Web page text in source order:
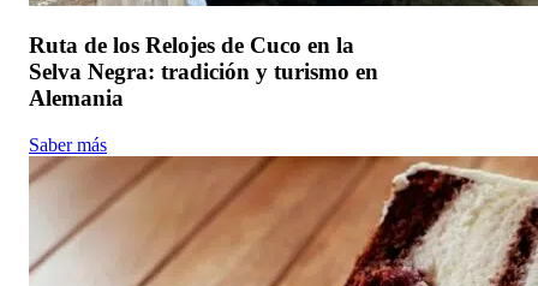
Ruta de los Relojes de Cuco en la
Selva Negra: tradición y turismo en
Alemania
Saber más